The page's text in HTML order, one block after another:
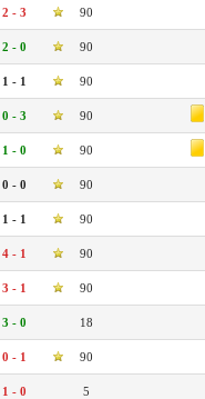
2 - 3 90
2 - 0 90
1 - 1 90
0 - 3 90
1 - 0 90
0 - 0 90
1 - 1 90
4 - 1 90
3 - 1 90
3 - 0 18
0 - 1 90
1 - 0 5